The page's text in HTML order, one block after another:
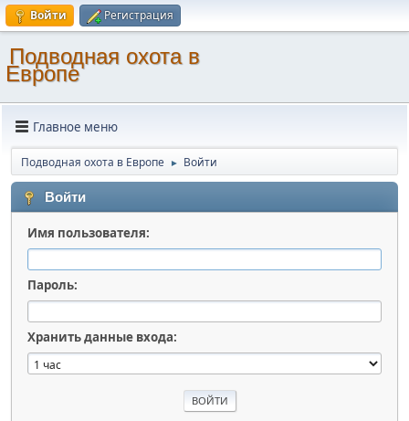
Войти Регистрация
Подводная охота в
Европе
Главное меню
Подводная охота в Европе ► Войти
Войти
Имя пользователя:
Пароль:
Хранить данные входа: